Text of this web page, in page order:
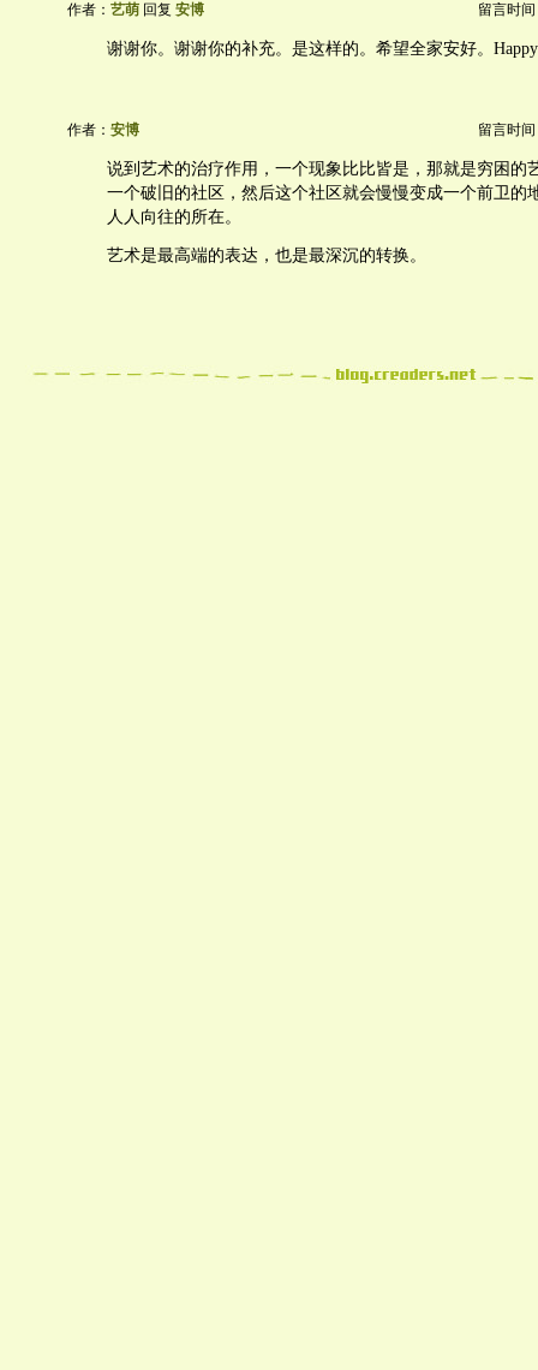
作者： 艺萌 回复 安博 留言时间
谢谢你。谢谢你的补充。是这样的。希望全家安好。Happy
作者： 安博 留言时间
说到艺术的治疗作用，一个现象比比皆是，那就是穷困的
一个破旧的社区，然后这个社区就会慢慢变成一个前卫的
人人向往的所在。
艺术是最高端的表达，也是最深沉的转换。